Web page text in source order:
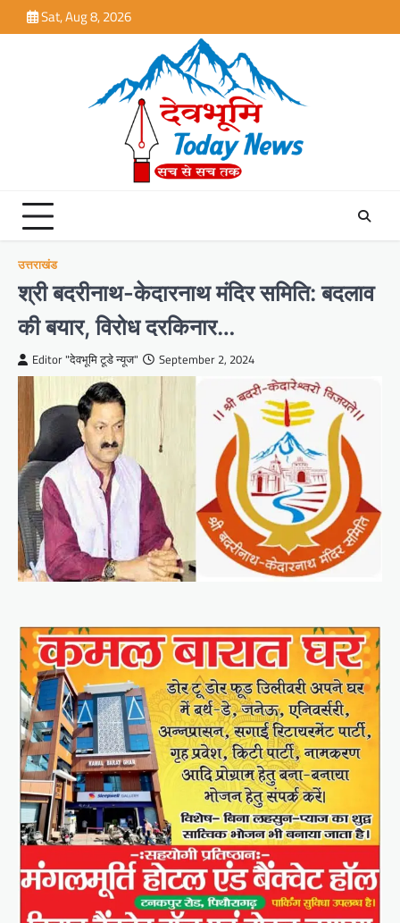
to
Sat, Aug 8, 2026
उत्तराखंड
श्री बदरीनाथ-केदारनाथ मंदिर समिति: बदलाव
की बयार, विरोध दरकिनार…
Editor "देवभूमि टूडे न्यूज" September 2, 2024